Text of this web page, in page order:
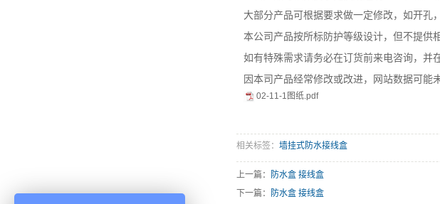
大部分产品可根据要求做一定修改，如开孔
本公司产品按所标防护等级设计，但不提供
如有特殊需求请务必在订货前来电咨询，并
因本司产品经常修改或改进，网站数据可能
02-11-1图纸.pdf
相关标签： 墙挂式防水接线盒
上一篇：
防水盒 接线盒
下一篇：
防水盒 接线盒